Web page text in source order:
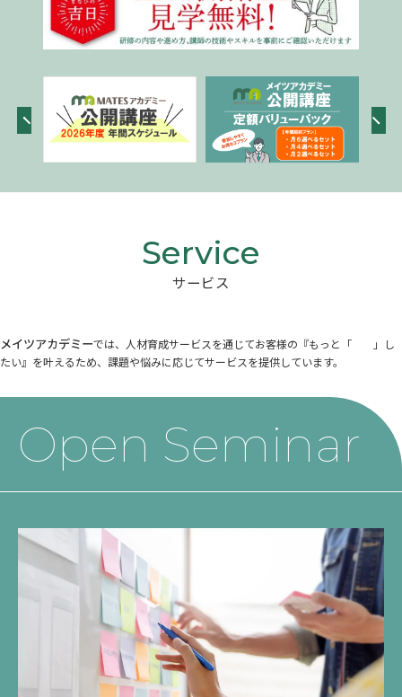
トップ
サービス
メイツアカデミーでは、人材育成サービスを通じてお客様の『もっと「 」し
たい』を叶えるため、課題や悩みに応じてサービスを提供しています。
Open Seminar